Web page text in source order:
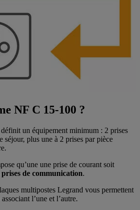
NF C 15-100 ?
un équipement minimum : 2 prises
séjour, plus une à 2 prises par pièce
qu’une une prise de courant soit
prises de communication.
multipostes Legrand vous permettent
l’une et l’autre.